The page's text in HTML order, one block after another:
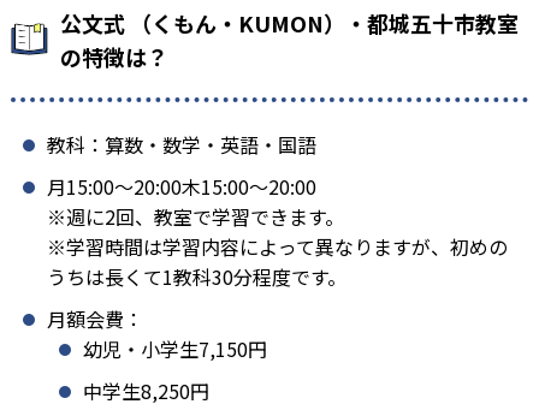
公文式 （くもん・KUMON）・都城五十市教室
の特徴は？
教科：算数・数学・英語・国語
月15:00〜20:00木15:00〜20:00
※週に2回、教室で学習できます。
※学習時間は学習内容によって異なりますが、初めの
うちは長くて1教科30分程度です。
月額会費：
幼児・小学生7,150円
中学生8,250円